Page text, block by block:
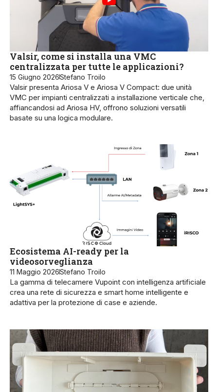
Valsir, come si installa una VMC
centralizzata per tutte le applicazioni?
15 Giugno 2026Stefano Troilo
Valsir presenta Ariosa V e Ariosa V Compact: due unità
VMC per impianti centralizzati a installazione verticale che,
affiancandosi ad Ariosa HV, offrono soluzioni versatili
basate su una logica modulare.
Ecosistema AI-ready per la
videosorveglianza
11 Maggio 2026Stefano Troilo
La gamma di telecamere Vupoint con intelligenza artificiale
crea una rete di sicurezza e smart home intelligente e
adattiva per la protezione di case e aziende.